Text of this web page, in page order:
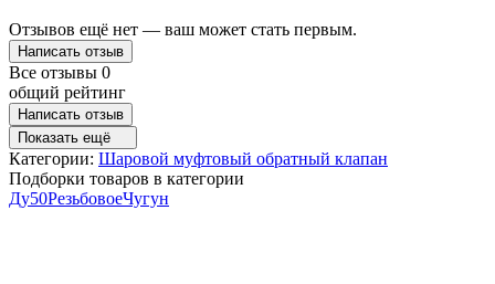
Отзывов ещё нет — ваш может стать первым.
Написать отзыв
Все отзывы 0
общий рейтинг
Написать отзыв
Показать ещё
Категории: Шаровой муфтовый обратный клапан
Подборки товаров в категории
Ду50РезьбовоеЧугун